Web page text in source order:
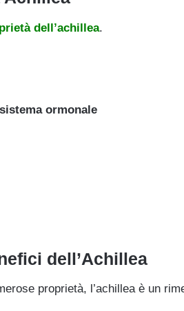
dell’achillea.
ormonale
dell’Achillea
proprietà, l’achillea è un